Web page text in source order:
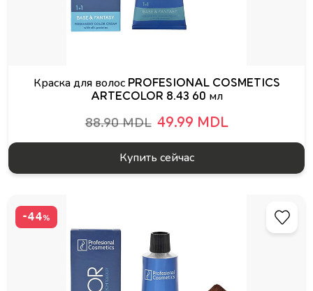
Краска для волос PROFESIONAL COSMETICS
ARTECOLOR 8.43 60 мл
88.90 MDL 49.99 MDL
Купить сейчас
-44%